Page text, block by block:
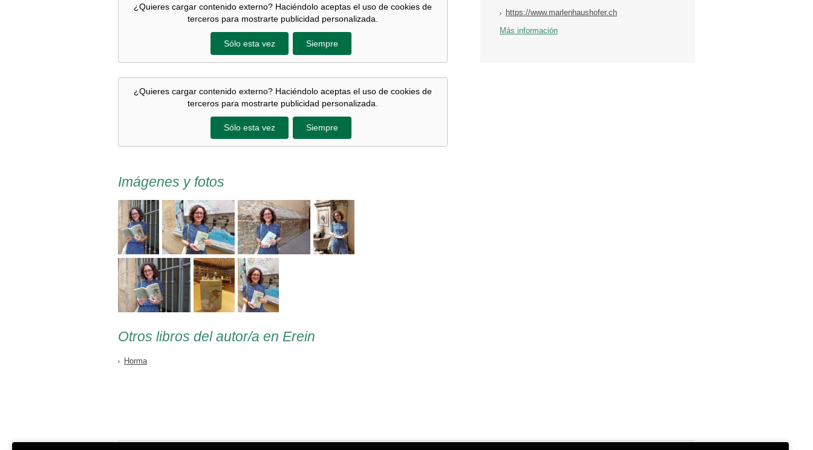
¿Quieres cargar contenido externo? Haciéndolo aceptas el uso de cookies de
terceros para mostrarte publicidad personalizada.
Sólo esta vez Siempre
¿Quieres cargar contenido externo? Haciéndolo aceptas el uso de cookies de
terceros para mostrarte publicidad personalizada.
Sólo esta vez Siempre
Imágenes y fotos
Otros libros del autor/a en Erein
Horma
https://www.marlenhaushofer.ch
Más información